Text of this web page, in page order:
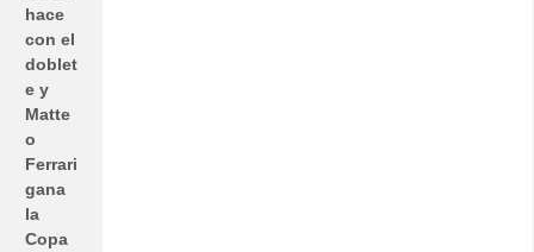
hace
con el
doblet
e y
Matte
o
Ferrari
gana
la
Copa